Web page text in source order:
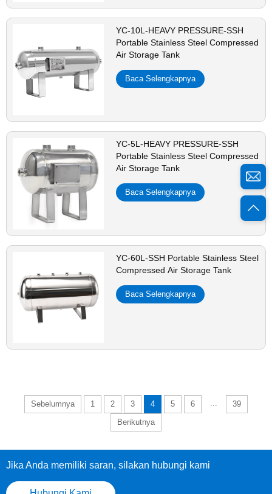
YC-10L-HEAVY PRESSURE-SSH
Portable Stainless Steel Compressed
Air Storage Tank
Baca Selengkapnya
YC-5L-HEAVY PRESSURE-SSH
Portable Stainless Steel Compressed
Air Storage Tank
Baca Selengkapnya
YC-60L-SSH Portable Stainless Steel
Compressed Air Storage Tank
Baca Selengkapnya
Sebelumnya 1 2 3 4 5 6
39
Berikutnya
Jika Anda memiliki saran, silakan hubungi kami